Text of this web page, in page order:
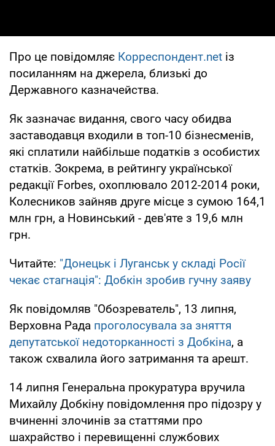
Про це повідомляє Корреспондент.net із
посиланням на джерела, близькі до
Державного казначейства.
Як зазначає видання, свого часу обидва
заставодавця входили в топ-10 бізнесменів,
які сплатили найбільше податків з особистих
статків. Зокрема, в рейтингу української
редакції Forbes, охоплювало 2012-2014 роки,
Колесников зайняв друге місце з сумою 164,1
млн грн, а Новинський - дев'яте з 19,6 млн
грн.
Читайте: "Донецьк і Луганськ у складі Росії
чекає стагнація": Добкін зробив гучну заяву
Як повідомляв "Обозреватель", 13 липня,
Верховна Рада проголосувала за зняття
депутатської недоторканності з Добкіна, а
також схвалила його затримання та арешт.
14 липня Генеральна прокуратура вручила
Михайлу Добкіну повідомлення про підозру у
вчиненні злочинів за статтями про
шахрайство і перевищенні службових